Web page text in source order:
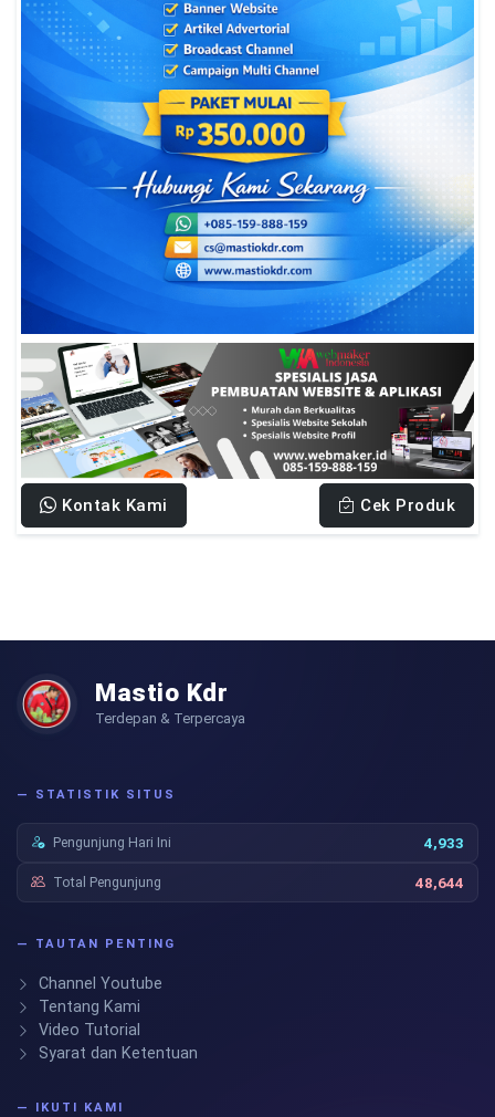
Kontak Kami Cek Produk
Mastio Kdr
Terdepan & Terpercaya
— STATISTIK SITUS
Pengunjung Hari Ini 4,933
Total Pengunjung 48,644
— TAUTAN PENTING
Channel Youtube
Tentang Kami
Video Tutorial
Syarat dan Ketentuan
— IKUTI KAMI